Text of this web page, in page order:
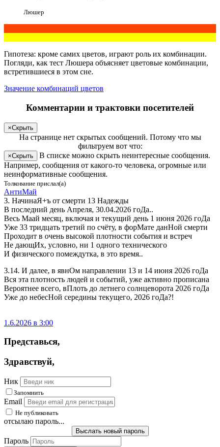
Люшер
Гипотеза: кроме самих цветов, играют роль их комбинации.
Погляди, как тест Люшера объясняет цветовые комбинации,
встретившиеся в этом сне.
Значение комбинаций цветов
Комментарии и трактовки посетителей
×Скрыть
На странице нет скрытых сообщений. Потому что мы
фильтруем вот что:
×Скрыть
В списке можно скрыть неинтересные сообщения.
Например, сообщения от какого-то человека, огромные или
неинформативные сообщения.
Толкование прислал(а)
АнтиМай
3. НачинаЯ+ъ от смерти 13 Надежды
В последний день Апреля, 30.04.2026 гоДа..
Весь Маай месяц, включая и текущий день 1 июня 2026 гоДа
Уже 33 тридцать третий по счёту, в форМате данНой смерти
Проходит в очень высокой плотности события и встреч
Не дающИх, условно, ни 1 одного технического
И физического помеждутка, в это время..
3.14. И далее, в явнОм направлении 13 и 14 июня 2026 гоДа
Вся эта плотность людей и событий, уже активно прописана
Вероятнее всего, вПлоть до летнего солнцеворота 2026 гоДа
Уже до небесНой середины текущего, 2026 гоДа?!
1.6.2026 в 3:00
Представься,
Здравствуй,
Ник
Запомнить
Email
Не публиковать
отсылаю пароль...
Выслать новый пароль
Пароль